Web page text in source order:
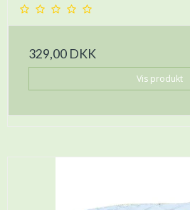
329,00 DKK
Vis produkt